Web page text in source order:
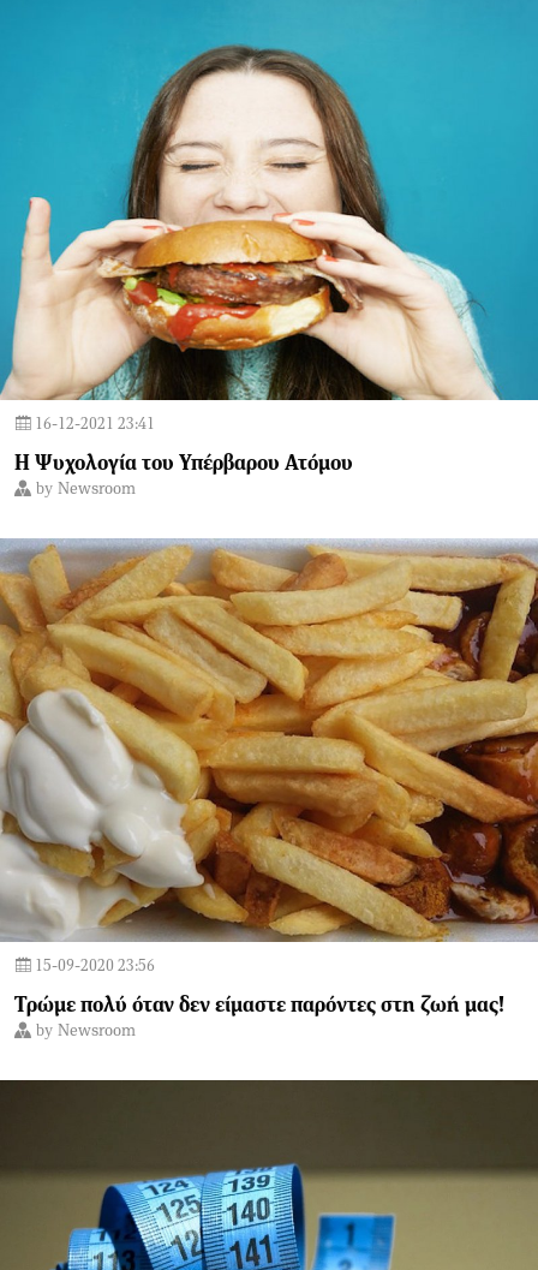
16-12-2021 23:41
Η Ψυχολογία του Υπέρβαρου Ατόμου
by Newsroom
15-09-2020 23:56
Τρώμε πολύ όταν δεν είμαστε παρόντες στη ζωή μας!
by Newsroom